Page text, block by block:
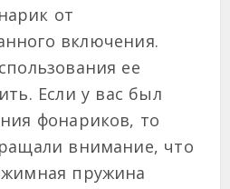
от
включения.
ее
Если у вас был
фонариков, то
внимание, что
пружина